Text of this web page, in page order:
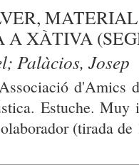
A XÀTIVA
Palàcios, Josep
d'Amics
Estuche. Muy
(tirada de